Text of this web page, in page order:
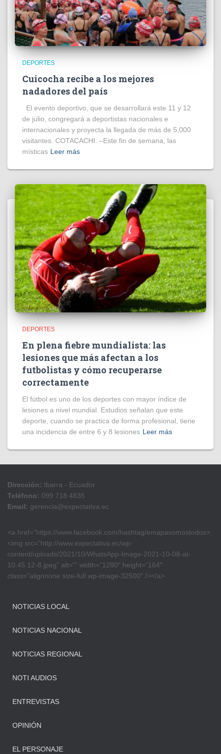
DEPORTES
Cuicocha recibe a los mejores
nadadores del país
El evento deportivo, que se desarrollará este 11 y 12
de julio, congregará a deportistas nacionales e
internacionales y proyecta la llegada de más de 5,000
visitantes. COTACACHI. –Este fin de semana, las
místicas Leer más
DEPORTES
En plena fiebre mundialista: las
lesiones que más afectan a los
futbolistas y cómo recuperarse
correctamente
El fútbol es uno de los deportes con mayor índice de
lesiones a nivel mundial. Estudios señalan que este
deporte, cuando se practica de forma profesional, tiene
una incidencia de entre 6 y 8 lesiones Leer más
Dirección: Ibarra - Ecuador
Teléfono: 099 718 4835
Email: gerencia@expectativa.ec
<a href=”https://www.facebook.com/hashtag/emapasomostodos>
<img src=”http://www.expectativa.ec/wp-
content/uploads/2021/10/WhatsApp-Image-2021-10-08-at-
10.45.12-8.jpeg” alt=”” width=”1280″ height=”164″
class=”alignnone size-full wp-image-32500″ /></a>
NOTICIAS LOCAL
NOTICIAS NACIONAL
NOTICIAS REGIONAL
NOTI AUDIOS
ENTREVISTAS
OPINIÓN
EL PERSONAJE